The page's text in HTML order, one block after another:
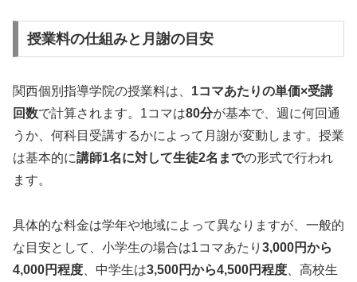
授業料の仕組みと月謝の目安
関西個別指導学院の授業料は、 1コマあたりの単価×受講
回数で計算されます。1コマは80分が基本で、週に何回通
うか、何科目受講するかによって月謝が変動します。授業
は基本的に講師1名に対して生徒2名までの形式で行われ
ます。
具体的な料金は学年や地域によって異なりますが、一般的
な目安として、小学生の場合は1コマあたり 3,000円から
4,000円程度 、中学生は3,500円から4,500円程度 、高校生